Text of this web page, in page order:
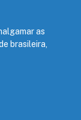
as
brasileira,